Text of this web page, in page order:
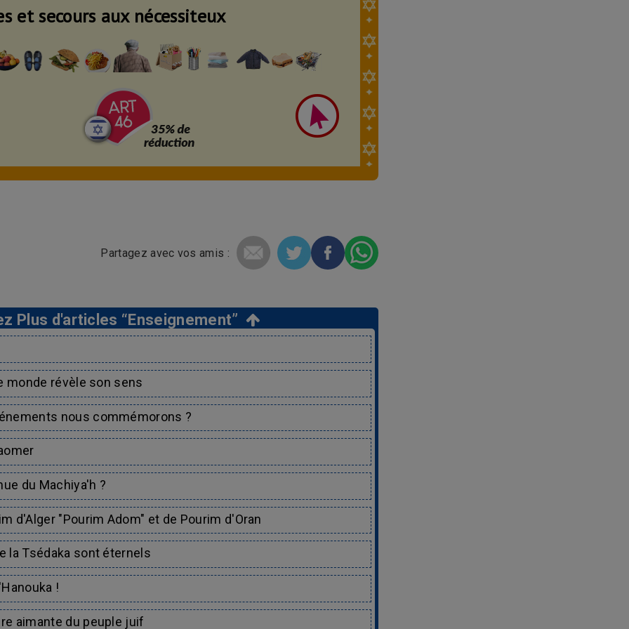
et secours aux nécessiteux
Partagez avec vos amis :
Plus d'articles “Enseignement”
monde révèle son sens
nous commémorons ?
du Machiya'h ?
d'Alger "Pourim Adom" et de Pourim d'Oran
la Tsédaka sont éternels
!
aimante du peuple juif